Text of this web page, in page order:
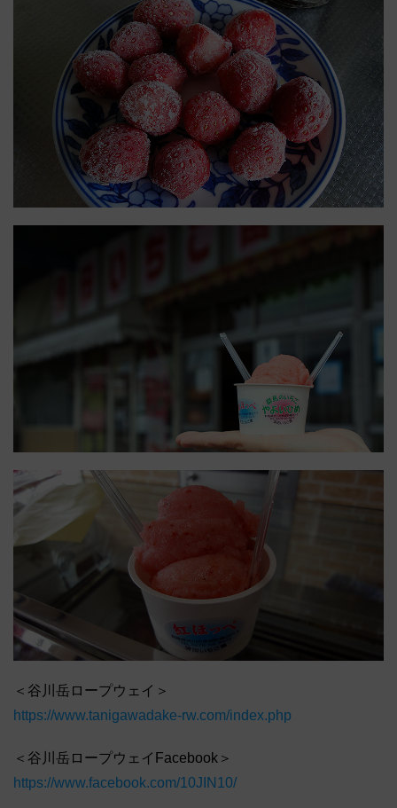
＜谷川岳ロープウェイ＞
https://www.tanigawadake-rw.com/index.php
＜谷川岳ロープウェイFacebook＞
https://www.facebook.com/10JIN10/